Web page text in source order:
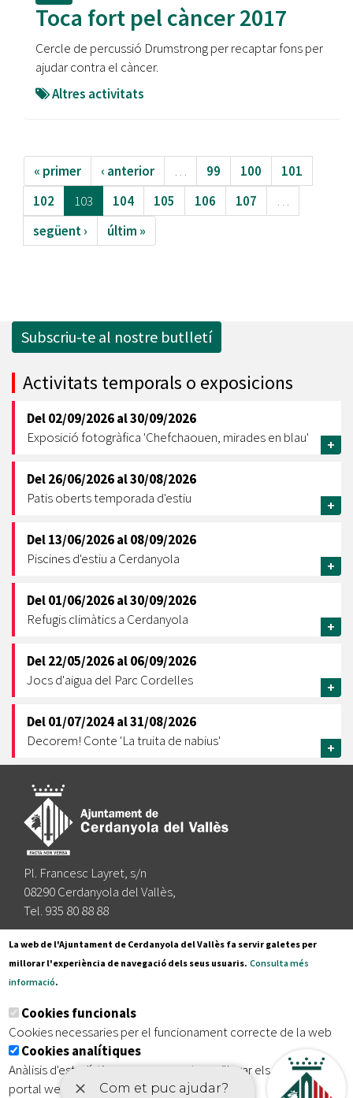
Toca fort pel càncer 2017
Cercle de percussió Drumstrong per recaptar fons per
ajudar contra el càncer.
Altres activitats
« primer ‹ anterior … 99 100
101
102
103 104 105 106 107
…
següent ›
últim »
Subscriu-te al nostre butlletí
Activitats temporals o exposicions
Del02/09/2026al30/09/2026
Exposició fotogràfica 'Chefchaouen, mirades en blau'
+
Del26/06/2026al30/08/2026
Patis oberts temporada d'estiu
+
Del13/06/2026al08/09/2026
Piscines d'estiu a Cerdanyola
+
Del01/06/2026al30/09/2026
Refugis climàtics a Cerdanyola
+
Del22/05/2026al06/09/2026
Jocs d'aigua del Parc Cordelles
+
Del01/07/2024al31/08/2026
Decorem! Conte 'La truita de nabius'
+
Pl. Francesc Layret, s/n
08290 Cerdanyola del Vallès,
Tel. 935 80 88 88
Segueix-nos a:
Subscriu-te al nostre butlletí
Inici | Avís legal | Protecció de dades Mapa del lloc
| Accessibilitat
La web de l'Ajuntament de Cerdanyola del Vallès fa servir galetes per
millorar l'experiència de navegació dels seus usuaris. Consulta més
informació.
Cookies funcionals
Cookies necessaries per el funcionament correcte de la web
Cookies analítiques
Anàlisis d'estadístiques que permeten millorar els serveis del
portal web